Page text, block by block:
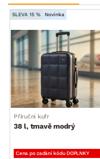
SLEVA 15 % Novinka
Příruční kufr
38 l, tmavě modrý
Cena po zadání kódu DOPLNKY